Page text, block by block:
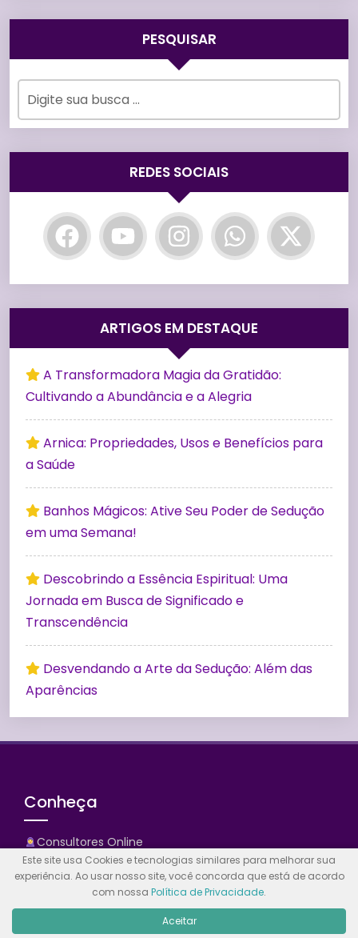
PESQUISAR
REDES SOCIAIS
ARTIGOS EM DESTAQUE
A Transformadora Magia da Gratidão:
Cultivando a Abundância e a Alegria
Arnica: Propriedades, Usos e Benefícios para
a Saúde
Banhos Mágicos: Ative Seu Poder de Sedução
em uma Semana!
Descobrindo a Essência Espiritual: Uma
Jornada em Busca de Significado e
Transcendência
Desvendando a Arte da Sedução: Além das
Aparências
Conheça
Consultores Online
Horóscopo
Este site usa Cookies e tecnologias similares para melhorar sua
experiência. Ao usar nosso site, você concorda que está de acordo
com nossa Política de Privacidade.
Aceitar